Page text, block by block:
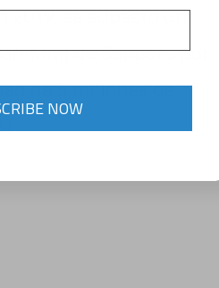
2019, se subastó un
King de Sapporo por
de 5 millones de
NOW